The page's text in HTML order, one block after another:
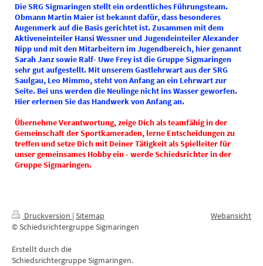
Die SRG Sigmaringen stellt ein ordentliches Führungsteam.
Obmann Martin Maier ist bekannt dafür, dass besonderes
Augenmerk auf die Basis gerichtet ist. Zusammen mit dem
Aktiveneinteiler Hansi Wessner und Jugendeinteiler Alexander
Nipp und mit den Mitarbeitern im Jugendbereich, hier genannt
Sarah Janz sowie Ralf- Uwe Frey ist die Gruppe Sigmaringen
sehr gut aufgestellt. Mit unserem Gastlehrwart aus der SRG
Saulgau, Leo Mimmo, steht von Anfang an ein Lehrwart zur
Seite. Bei uns werden die Neulinge nicht ins Wasser geworfen.
Hier erlernen Sie das Handwerk von Anfang an.
Übernehme Verantwortung, zeige Dich als teamfähig in der
Gemeinschaft der Sportkameraden, lerne Entscheidungen zu
treffen und setze Dich mit Deiner Tätigkeit als Spielleiter für
unser gemeinsames Hobby ein - werde Schiedsrichter in der
Gruppe Sigmaringen.
Druckversion | Sitemap
© Schiedsrichtergruppe Sigmaringen
Erstellt durch die
Schiedsrichtergruppe Sigmaringen.
Webansicht